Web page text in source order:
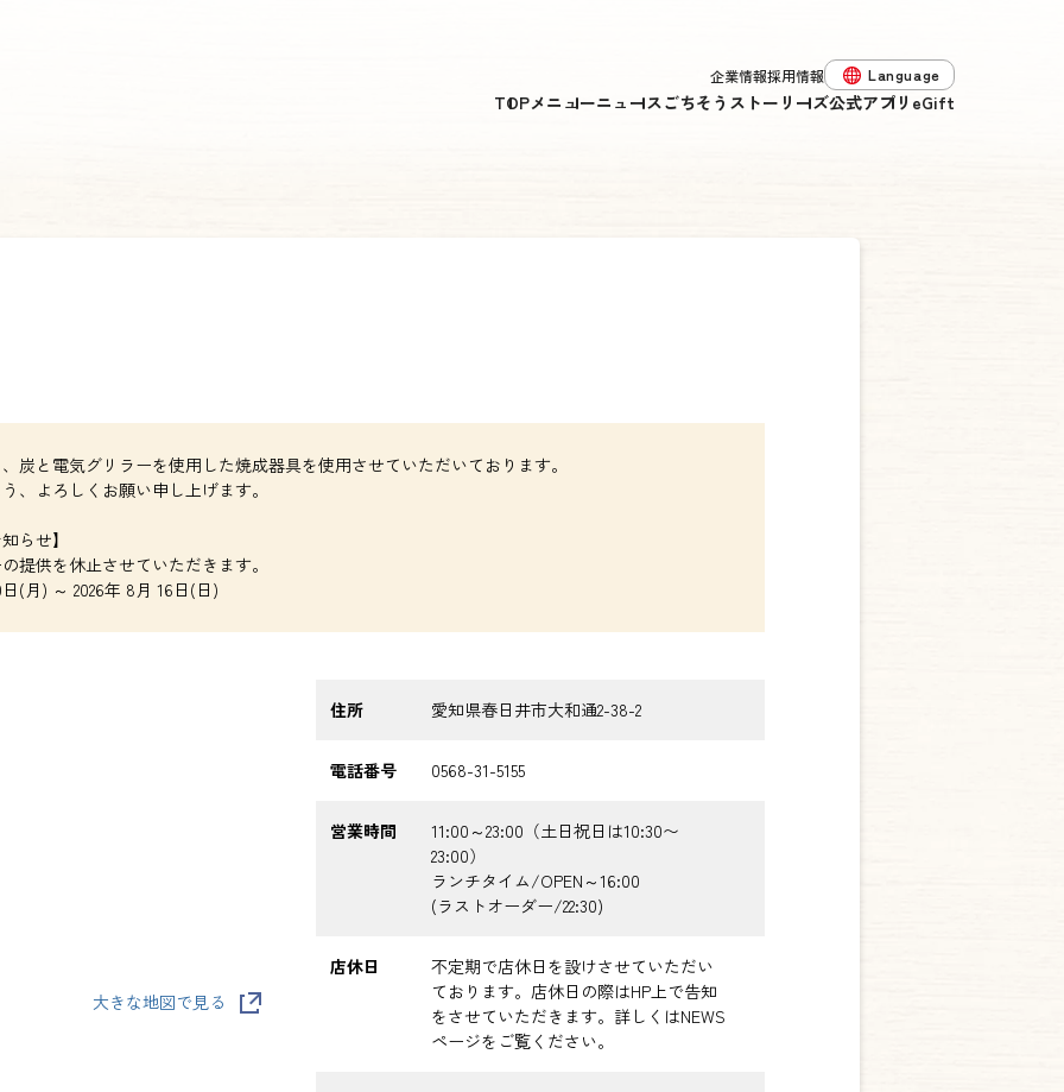
TOPメニューニュースごちそうストーリーズ公式アプリ eGift
企業情報採用情報 Language
炭と電気グリラーを使用した焼成器具を使用させていただいております。
、よろしくお願い申し上げます。
らせ】
提供を休止させていただきます。
(月) ～ 2026年 8月 16日(日)
大きな地図で見る
住所 愛知県春日井市大和通2-38-2
電話番号 0568-31-5155
営業時間
11:00～23:00（土日祝日は10:30〜
23:00）
ランチタイム/OPEN～16:00
(ラストオーダー/22:30)
店休日
不定期で店休日を設けさせていただい
ております。店休日の際はHP上で告知
をさせていただきます。詳しくはNEWS
ページをご覧ください。